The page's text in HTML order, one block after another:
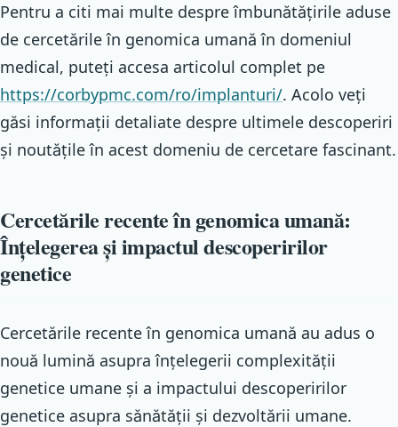
Pentru a citi mai multe despre îmbunătățirile aduse
de cercetările în genomica umană în domeniul
medical, puteți accesa articolul complet pe
https://corbypmc.com/ro/implanturi/. Acolo veți
găsi informații detaliate despre ultimele descoperiri
și noutățile în acest domeniu de cercetare fascinant.
Cercetările recente în genomica umană:
Înțelegerea și impactul descoperirilor
genetice
Cercetările recente în genomica umană au adus o
nouă lumină asupra înțelegerii complexității
genetice umane și a impactului descoperirilor
genetice asupra sănătății și dezvoltării umane.